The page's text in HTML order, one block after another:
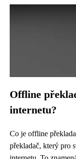
Offline
internetu?
Co je offline
překladač, který pro